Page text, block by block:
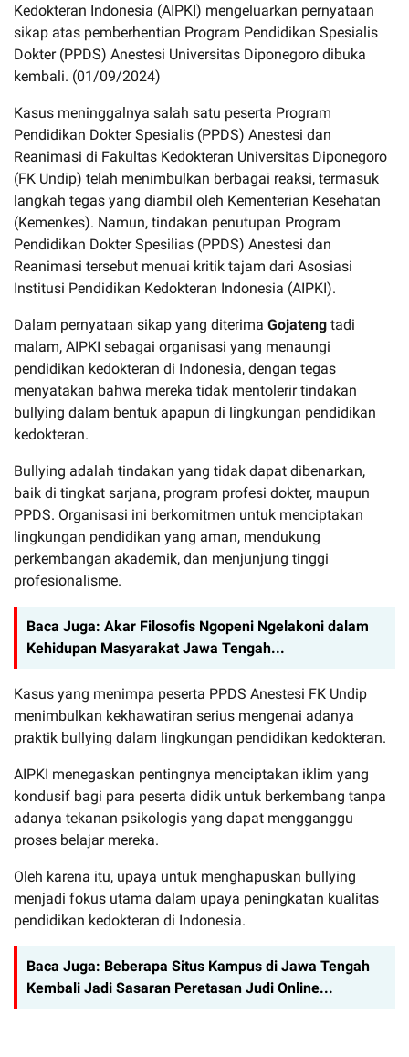
Kedokteran Indonesia (AIPKI) mengeluarkan pernyataan
sikap atas pemberhentian Program Pendidikan Spesialis
Dokter (PPDS) Anestesi Universitas Diponegoro dibuka
kembali. (01/09/2024)
Kasus meninggalnya salah satu peserta Program
Pendidikan Dokter Spesialis (PPDS) Anestesi dan
Reanimasi di Fakultas Kedokteran Universitas Diponegoro
(FK Undip) telah menimbulkan berbagai reaksi, termasuk
langkah tegas yang diambil oleh Kementerian Kesehatan
(Kemenkes). Namun, tindakan penutupan Program
Pendidikan Dokter Spesilias (PPDS) Anestesi dan
Reanimasi tersebut menuai kritik tajam dari Asosiasi
Institusi Pendidikan Kedokteran Indonesia (AIPKI).
Dalam pernyataan sikap yang diterima Gojateng tadi
malam, AIPKI sebagai organisasi yang menaungi
pendidikan kedokteran di Indonesia, dengan tegas
menyatakan bahwa mereka tidak mentolerir tindakan
bullying dalam bentuk apapun di lingkungan pendidikan
kedokteran.
Bullying adalah tindakan yang tidak dapat dibenarkan,
baik di tingkat sarjana, program profesi dokter, maupun
PPDS. Organisasi ini berkomitmen untuk menciptakan
lingkungan pendidikan yang aman, mendukung
perkembangan akademik, dan menjunjung tinggi
profesionalisme.
Baca Juga: Akar Filosofis Ngopeni Ngelakoni dalam
Kehidupan Masyarakat Jawa Tengah...
Kasus yang menimpa peserta PPDS Anestesi FK Undip
menimbulkan kekhawatiran serius mengenai adanya
praktik bullying dalam lingkungan pendidikan kedokteran.
AIPKI menegaskan pentingnya menciptakan iklim yang
kondusif bagi para peserta didik untuk berkembang tanpa
adanya tekanan psikologis yang dapat mengganggu
proses belajar mereka.
Oleh karena itu, upaya untuk menghapuskan bullying
menjadi fokus utama dalam upaya peningkatan kualitas
pendidikan kedokteran di Indonesia.
Baca Juga: Beberapa Situs Kampus di Jawa Tengah
Kembali Jadi Sasaran Peretasan Judi Online...